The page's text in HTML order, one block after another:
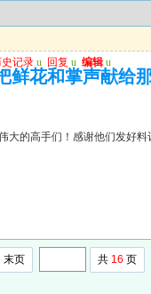
史记录 u 回复 u 编辑 u
鲜花和掌声献给
大的高手们！感谢他们发好料
末页 共 16 页